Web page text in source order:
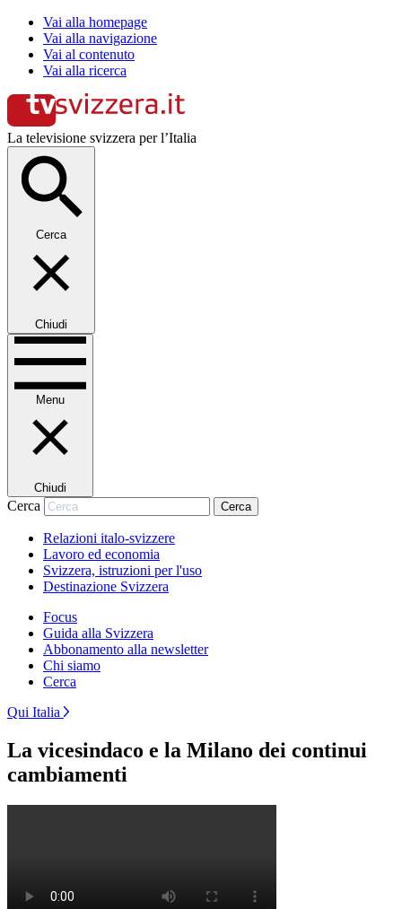
Vai alla homepage
Vai alla navigazione
Vai al contenuto
Vai alla ricerca
La televisione svizzera per l’Italia
Cerca
Chiudi
Menu
Chiudi
Cerca Cerca
Relazioni italo-svizzere
Lavoro ed economia
Svizzera, istruzioni per l'uso
Destinazione Svizzera
Focus
Guida alla Svizzera
Abbonamento alla newsletter
Chi siamo
Cerca
Qui Italia
La vicesindaco e la Milano dei continui
cambiamenti